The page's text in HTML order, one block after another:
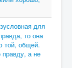
для
то она
той, общей.
а не